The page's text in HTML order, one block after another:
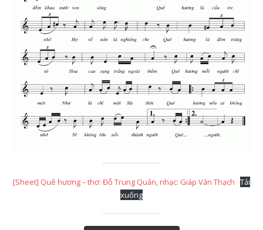
[Sheet] Quê hương – thơ: Đỗ Trung Quân, nhạc: Giáp Văn Thạch Tải
xuống